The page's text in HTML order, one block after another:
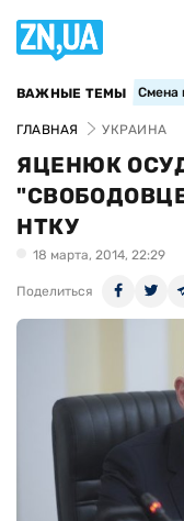
ВАЖНЫЕ ТЕМЫ Смена
ГЛАВНАЯ УКРАИНА
ЯЦЕНЮК
НТКУ
18 марта, 2014, 22:29
Поделиться